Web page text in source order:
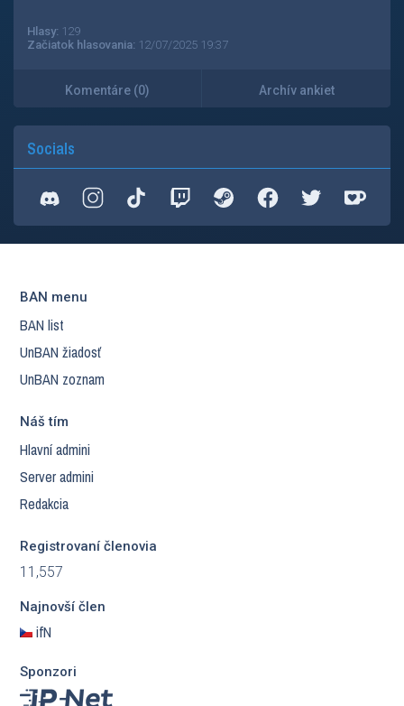
Hlasy: 129
Začiatok hlasovania: 12/07/2025 19:37
Komentáre (0) Archív ankiet
Socials
BAN menu
BAN list
UnBAN žiadosť
UnBAN zoznam
Náš tím
Hlavní admini
Server admini
Redakcia
Registrovaní členovia
11,557
Najnovší člen
ifN
Sponzori